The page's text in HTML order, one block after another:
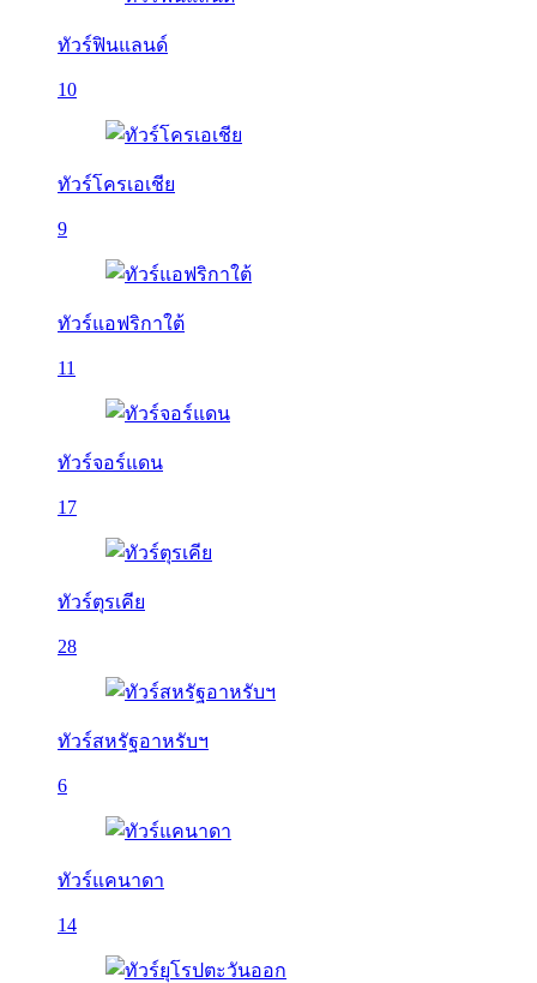
ทัวร์ฟินแลนด์
10
ทัวร์โครเอเชีย
9
ทัวร์แอฟริกาใต้
11
ทัวร์จอร์แดน
17
ทัวร์ตุรเคีย
28
ทัวร์สหรัฐอาหรับฯ
6
ทัวร์แคนาดา
14